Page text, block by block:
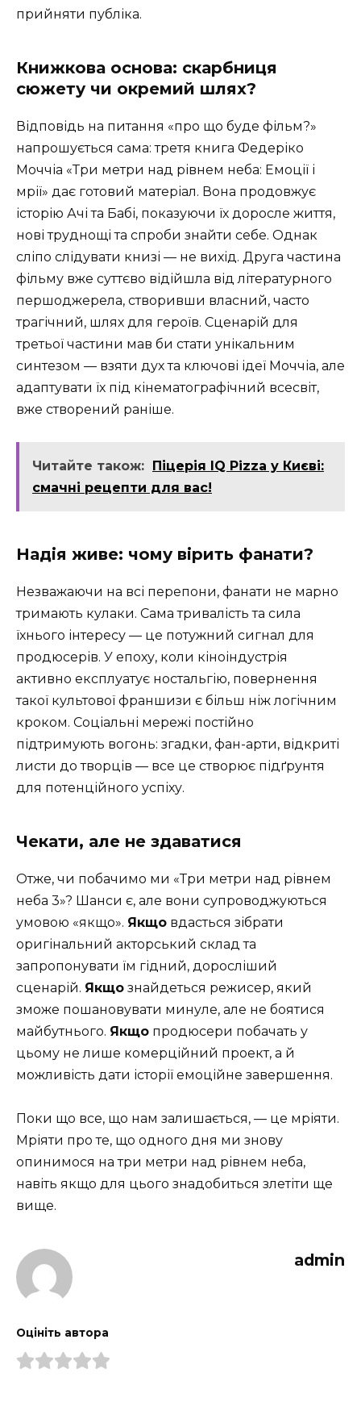
прийняти публіка.
Книжкова основа: скарбниця
сюжету чи окремий шлях?
Відповідь на питання «про що буде фільм?»
напрошується сама: третя книга Федеріко
Моччіа «Три метри над рівнем неба: Емоції і
мрії» дає готовий матеріал. Вона продовжує
історію Ачі та Бабі, показуючи їх доросле життя,
нові труднощі та спроби знайти себе. Однак
сліпо слідувати книзі — не вихід. Друга частина
фільму вже суттєво відійшла від літературного
першоджерела, створивши власний, часто
трагічний, шлях для героїв. Сценарій для
третьої частини мав би стати унікальним
синтезом — взяти дух та ключові ідеї Моччіа, але
адаптувати їх під кінематографічний всесвіт,
вже створений раніше.
Читайте також:
Піцерія IQ Pizza у Києві:
смачні рецепти для вас!
Надія живе: чому вірить фанати?
Незважаючи на всі перепони, фанати не марно
тримають кулаки. Сама тривалість та сила
їхнього інтересу — це потужний сигнал для
продюсерів. У епоху, коли кіноіндустрія
активно експлуатує ностальгію, повернення
такої культової франшизи є більш ніж логічним
кроком. Соціальні мережі постійно
підтримують вогонь: згадки, фан-арти, відкриті
листи до творців — все це створює підґрунтя
для потенційного успіху.
Чекати, але не здаватися
Отже, чи побачимо ми «Три метри над рівнем
неба 3»? Шанси є, але вони супроводжуються
умовою «якщо». Якщо вдасться зібрати
оригінальний акторський склад та
запропонувати їм гідний, доросліший
сценарій. Якщо знайдеться режисер, який
зможе пошановувати минуле, але не боятися
майбутнього. Якщо продюсери побачать у
цьому не лише комерційний проект, а й
можливість дати історії емоційне завершення.
Поки що все, що нам залишається, — це мріяти.
Мріяти про те, що одного дня ми знову
опинимося на три метри над рівнем неба,
навіть якщо для цього знадобиться злетіти ще
вище.
admin
Оцініть автора